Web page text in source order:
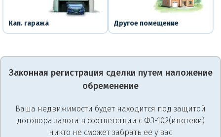
Кап. гаража Другое помещение
Законная регистрация сделки путем наложение
обременение
Ваша недвижимости будет находится под защитой
договора залога в соответствии с ФЗ-102(ипотеки)
никто не сможет забрать ее у вас